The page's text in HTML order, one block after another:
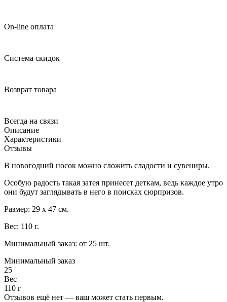
On-line оплата
Система скидок
Возврат товара
Всегда на связи
Описание
Характеристики
Отзывы
В новогодний носок можно сложить сладости и сувениры.
Особую радость такая затея принесет деткам, ведь каждое утро
они будут заглядывать в него в поисках сюрпризов.
Размер: 29 х 47 см.
Вес: 110 г.
Минимальный заказ: от 25 шт.
Минимальный заказ
25
Вес
110 г
Отзывов ещё нет — ваш может стать первым.